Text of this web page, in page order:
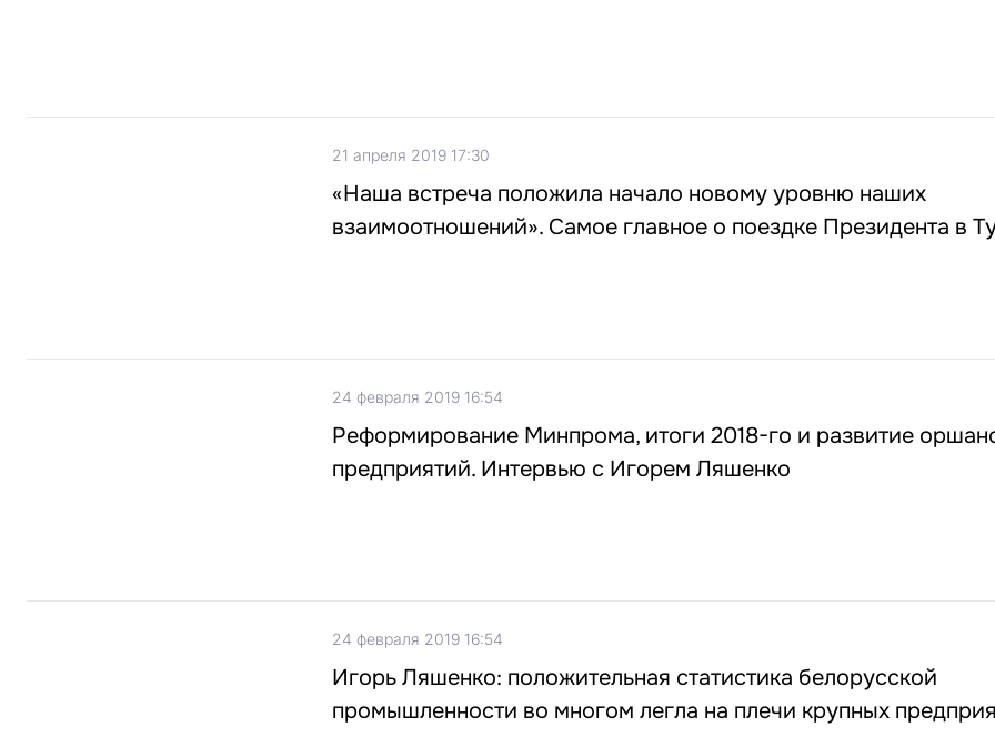
21 апреля 2019 17:30
«Наша встреча положила начало новому уровню наших
взаимоотношений». Самое главное о поездке Президента в
24 февраля 2019 16:54
Реформирование Минпрома, итоги 2018-го и развитие
предприятий. Интервью с Игорем Ляшенко
24 февраля 2019 16:54
Игорь Ляшенко: положительная статистика белорусской
промышленности во многом легла на плечи крупных